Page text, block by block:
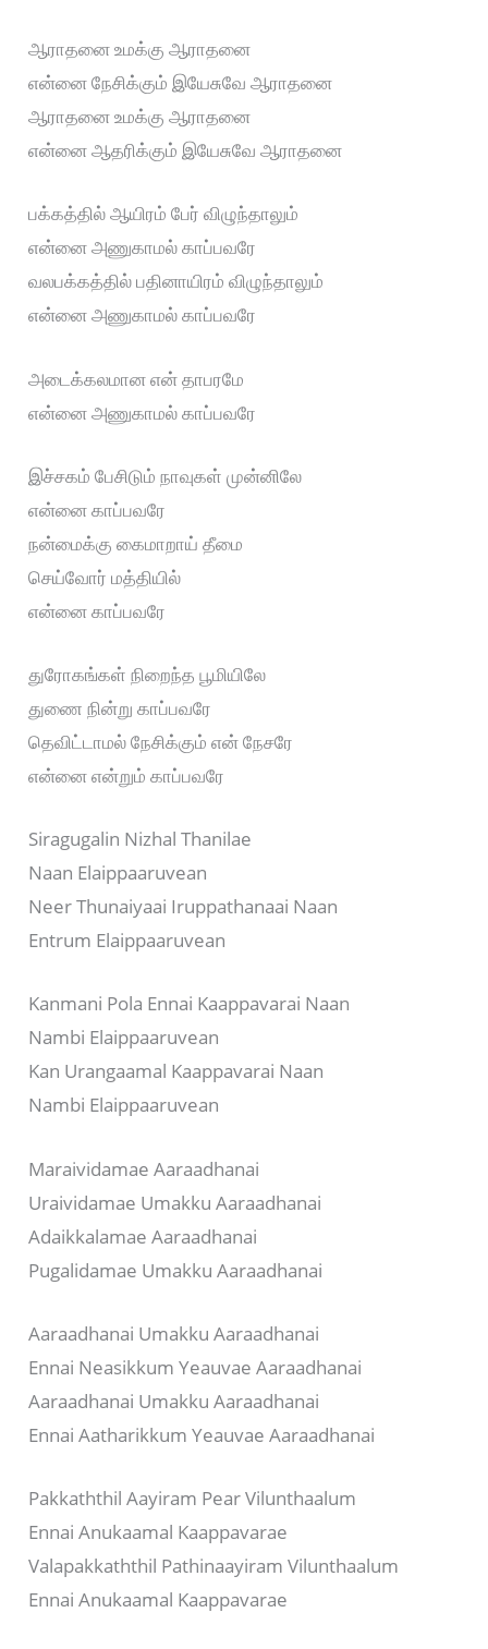
ஆராதனை உமக்கு ஆராதனை
என்னை நேசிக்கும் இயேசுவே ஆராதனை
ஆராதனை உமக்கு ஆராதனை
என்னை ஆதரிக்கும் இயேசுவே ஆராதனை
பக்கத்தில் ஆயிரம் பேர் விழுந்தாலும்
என்னை அணுகாமல் காப்பவரே
வலபக்கத்தில் பதினாயிரம் விழுந்தாலும்
என்னை அணுகாமல் காப்பவரே
அடைக்கலமான என் தாபரமே
என்னை அணுகாமல் காப்பவரே
இச்சகம் பேசிடும் நாவுகள் முன்னிலே
என்னை காப்பவரே
நன்மைக்கு கைமாறாய் தீமை
செய்வோர் மத்தியில்
என்னை காப்பவரே
துரோகங்கள் நிறைந்த பூமியிலே
துணை நின்று காப்பவரே
தெவிட்டாமல் நேசிக்கும் என் நேசரே
என்னை என்றும் காப்பவரே
Siragugalin Nizhal Thanilae
Naan Elaippaaruvean
Neer Thunaiyaai Iruppathanaai Naan
Entrum Elaippaaruvean
Kanmani Pola Ennai Kaappavarai Naan
Nambi Elaippaaruvean
Kan Urangaamal Kaappavarai Naan
Nambi Elaippaaruvean
Maraividamae Aaraadhanai
Uraividamae Umakku Aaraadhanai
Adaikkalamae Aaraadhanai
Pugalidamae Umakku Aaraadhanai
Aaraadhanai Umakku Aaraadhanai
Ennai Neasikkum Yeauvae Aaraadhanai
Aaraadhanai Umakku Aaraadhanai
Ennai Aatharikkum Yeauvae Aaraadhanai
Pakkaththil Aayiram Pear Vilunthaalum
Ennai Anukaamal Kaappavarae
Valapakkaththil Pathinaayiram Vilunthaalum
Ennai Anukaamal Kaappavarae